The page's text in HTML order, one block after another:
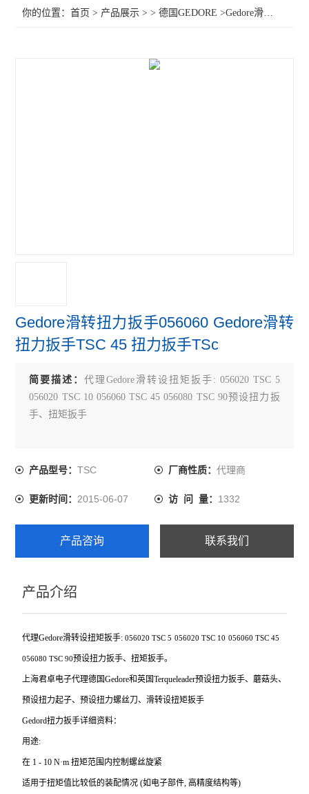
你的位置：首页 > 产品展示 > >德国GEDORE >Gedore滑转扭力扳手056060 Gedore滑转扭力扳手TSC 45 扭力扳手TSc
Gedore滑转扭力扳手056060 Gedore滑转
扭力扳手TSC 45 扭力扳手TSc
简要描述：代理Gedore滑转设扭矩扳手: 056020 TSC 5
056020 TSC 10 056060 TSC 45 056080 TSC 90预设扭力扳
手、扭矩扳手
产品型号：TSC 厂商性质： 代理商
更新时间：2015-06-07 访 问 量： 1332
产品咨询 联系我们
产品介绍
代理Gedore滑转设扭矩扳手: 056020TSC 5 056020TSC 10 056060TSC 45
056080TSC 90预设扭力扳手、扭矩扳手。
上海君卓电子代理德国Gedore和英国Terqueleader预设扭力扳手、蘑菇头、
预设扭力起子、预设扭力螺丝刀、滑转设扭矩扳手
Gedord扭力扳手详细资料：
用途:
在 1 - 10 N·m 扭矩范围内控制螺丝旋紧
适用于扭矩值比较低的装配情况 (如电子部件, 高精度结构等)